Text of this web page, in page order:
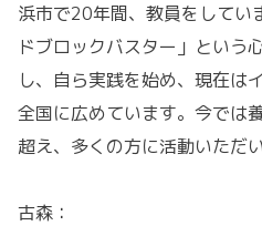
浜市で20年間、教員をしてい
ドブロックバスター」という
し、自ら実践を始め、現在は
全国に広めています。今では
超え、多くの方に活動いただ
古森：